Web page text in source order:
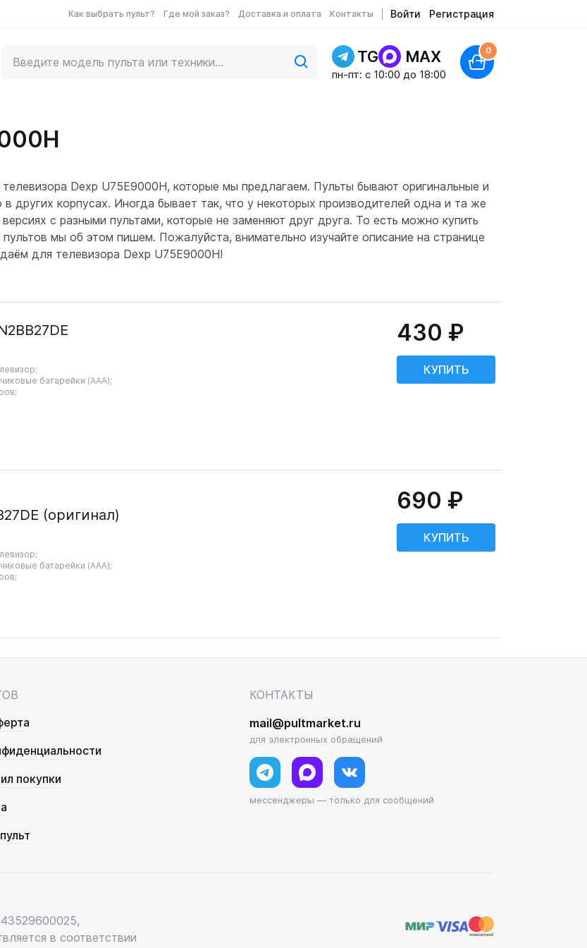
Как выбрать пульт? Где мой заказ? Доставка и оплата Контакты Войти Регистрация
TG MAX
пн-пт: c 10:00 до 18:00
0
Dexp U75E9000H, которые мы предлагаем. Пульты бывают оригинальные и
других корпусах. Иногда бывает так, что у некоторых производителей одна и та же
с разными пультами, которые не заменяют друг друга. То есть можно купить
мы об этом пишем. Пожалуйста, внимательно изучайте описание на странице
для телевизора Dexp U75E9000H!
батарейки (AAA);
430 ₽
(оригинал)
батарейки (AAA);
690 ₽
покупки
КОНТАКТЫ
mail@pultmarket.ru
для электронных обращений
мессенджеры — только для сообщений
в соответствии